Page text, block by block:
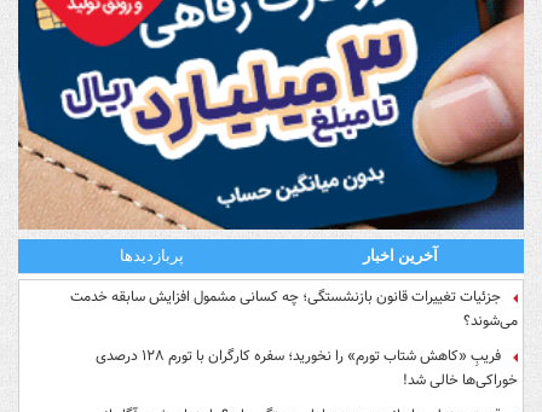
آخرین اخبار پربازدیدها
جزئیات تغییرات قانون بازنشستگی؛ چه کسانی مشمول افزایش سابقه خدمت
می‌شوند؟
فریبِ «کاهش شتاب تورم» را نخورید؛ سفره کارگران با تورم ۱۲۸ درصدی
خوراکی‌ها خالی شد!